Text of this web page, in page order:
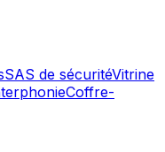
SAS de sécuritéVitrine
Coffre-